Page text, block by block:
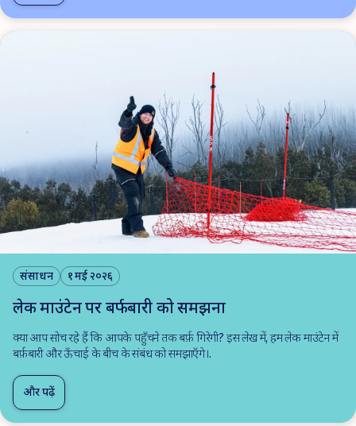
संसाधन १ मई २०२६
लेक माउंटेन पर बर्फबारी को समझना
क्या आप सोच रहे हैं कि आपके पहुँचने तक बर्फ़ गिरेगी? इस लेख में, हम लेक माउंटेन में
बर्फ़बारी और ऊँचाई के बीच के संबंध को समझाएँगे।.
और पढ़ें